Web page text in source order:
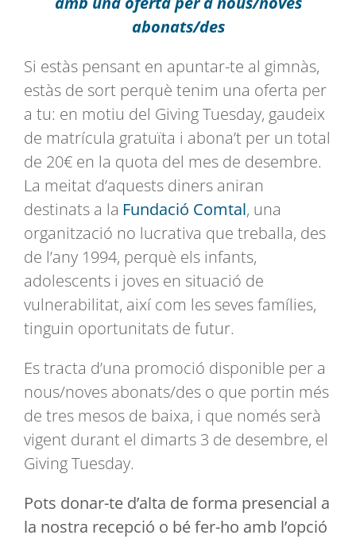
abonats/des
Si estàs pensant en apuntar-te al gimnàs,
estàs de sort perquè tenim una oferta per
a tu: en motiu del Giving Tuesday, gaudeix
de matrícula gratuïta i abona’t per un total
de 20€ en la quota del mes de desembre.
La meitat d’aquests diners aniran
destinats a la Fundació Comtal, una
organització no lucrativa que treballa, des
de l’any 1994, perquè els infants,
adolescents i joves en situació de
vulnerabilitat, així com les seves famílies,
tinguin oportunitats de futur.
Es tracta d’una promoció disponible per a
nous/noves abonats/des o que portin més
de tres mesos de baixa, i que només serà
vigent durant el dimarts 3 de desembre, el
Giving Tuesday.
Pots donar-te d’alta de forma presencial a
la nostra recepció o bé fer-ho amb l’opció